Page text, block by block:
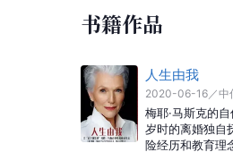
书籍作品
人生由我
2020-06-16 ／中
梅耶·马斯克的
岁时的离婚独自
险经历和教育理